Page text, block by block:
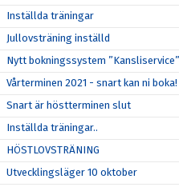
Inställda träningar
Jullovsträning inställd
Nytt bokningssystem ”Kansliservice”
Vårterminen 2021 - snart kan ni boka!
Snart är höstterminen slut
Inställda träningar..
HÖSTLOVSTRÄNING
Utvecklingsläger 10 oktober